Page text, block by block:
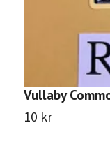
Vullaby
10 kr